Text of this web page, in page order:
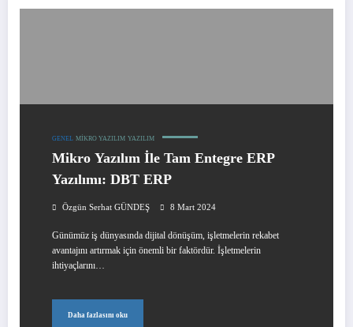
GENEL MIKRO YAZILIM YAZILIM
Mikro Yazılım İle Tam Entegre ERP
Yazılımı: DBT ERP
Özgün Serhat GÜNDEŞ 8 Mart 2024
Günümüz iş dünyasında dijital dönüşüm, işletmelerin rekabet
avantajını artırmak için önemli bir faktördür. İşletmelerin
ihtiyaçlarını…
Daha fazlasını oku